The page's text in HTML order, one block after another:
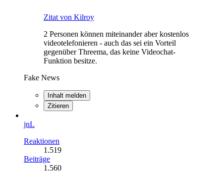
Zitat von Kilroy
2 Personen können miteinander aber kostenlos
videotelefonieren - auch das sei ein Vorteil
gegenüber Threema, das keine Videochat-
Funktion besitze.
Fake News
Inhalt melden
Zitieren
jnL
Reaktionen
1.519
Beiträge
1.560